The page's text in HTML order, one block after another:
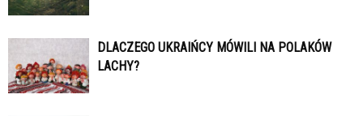
DLACZEGO UKRAIŃCY MÓWILI NA POLAKÓW
LACHY?